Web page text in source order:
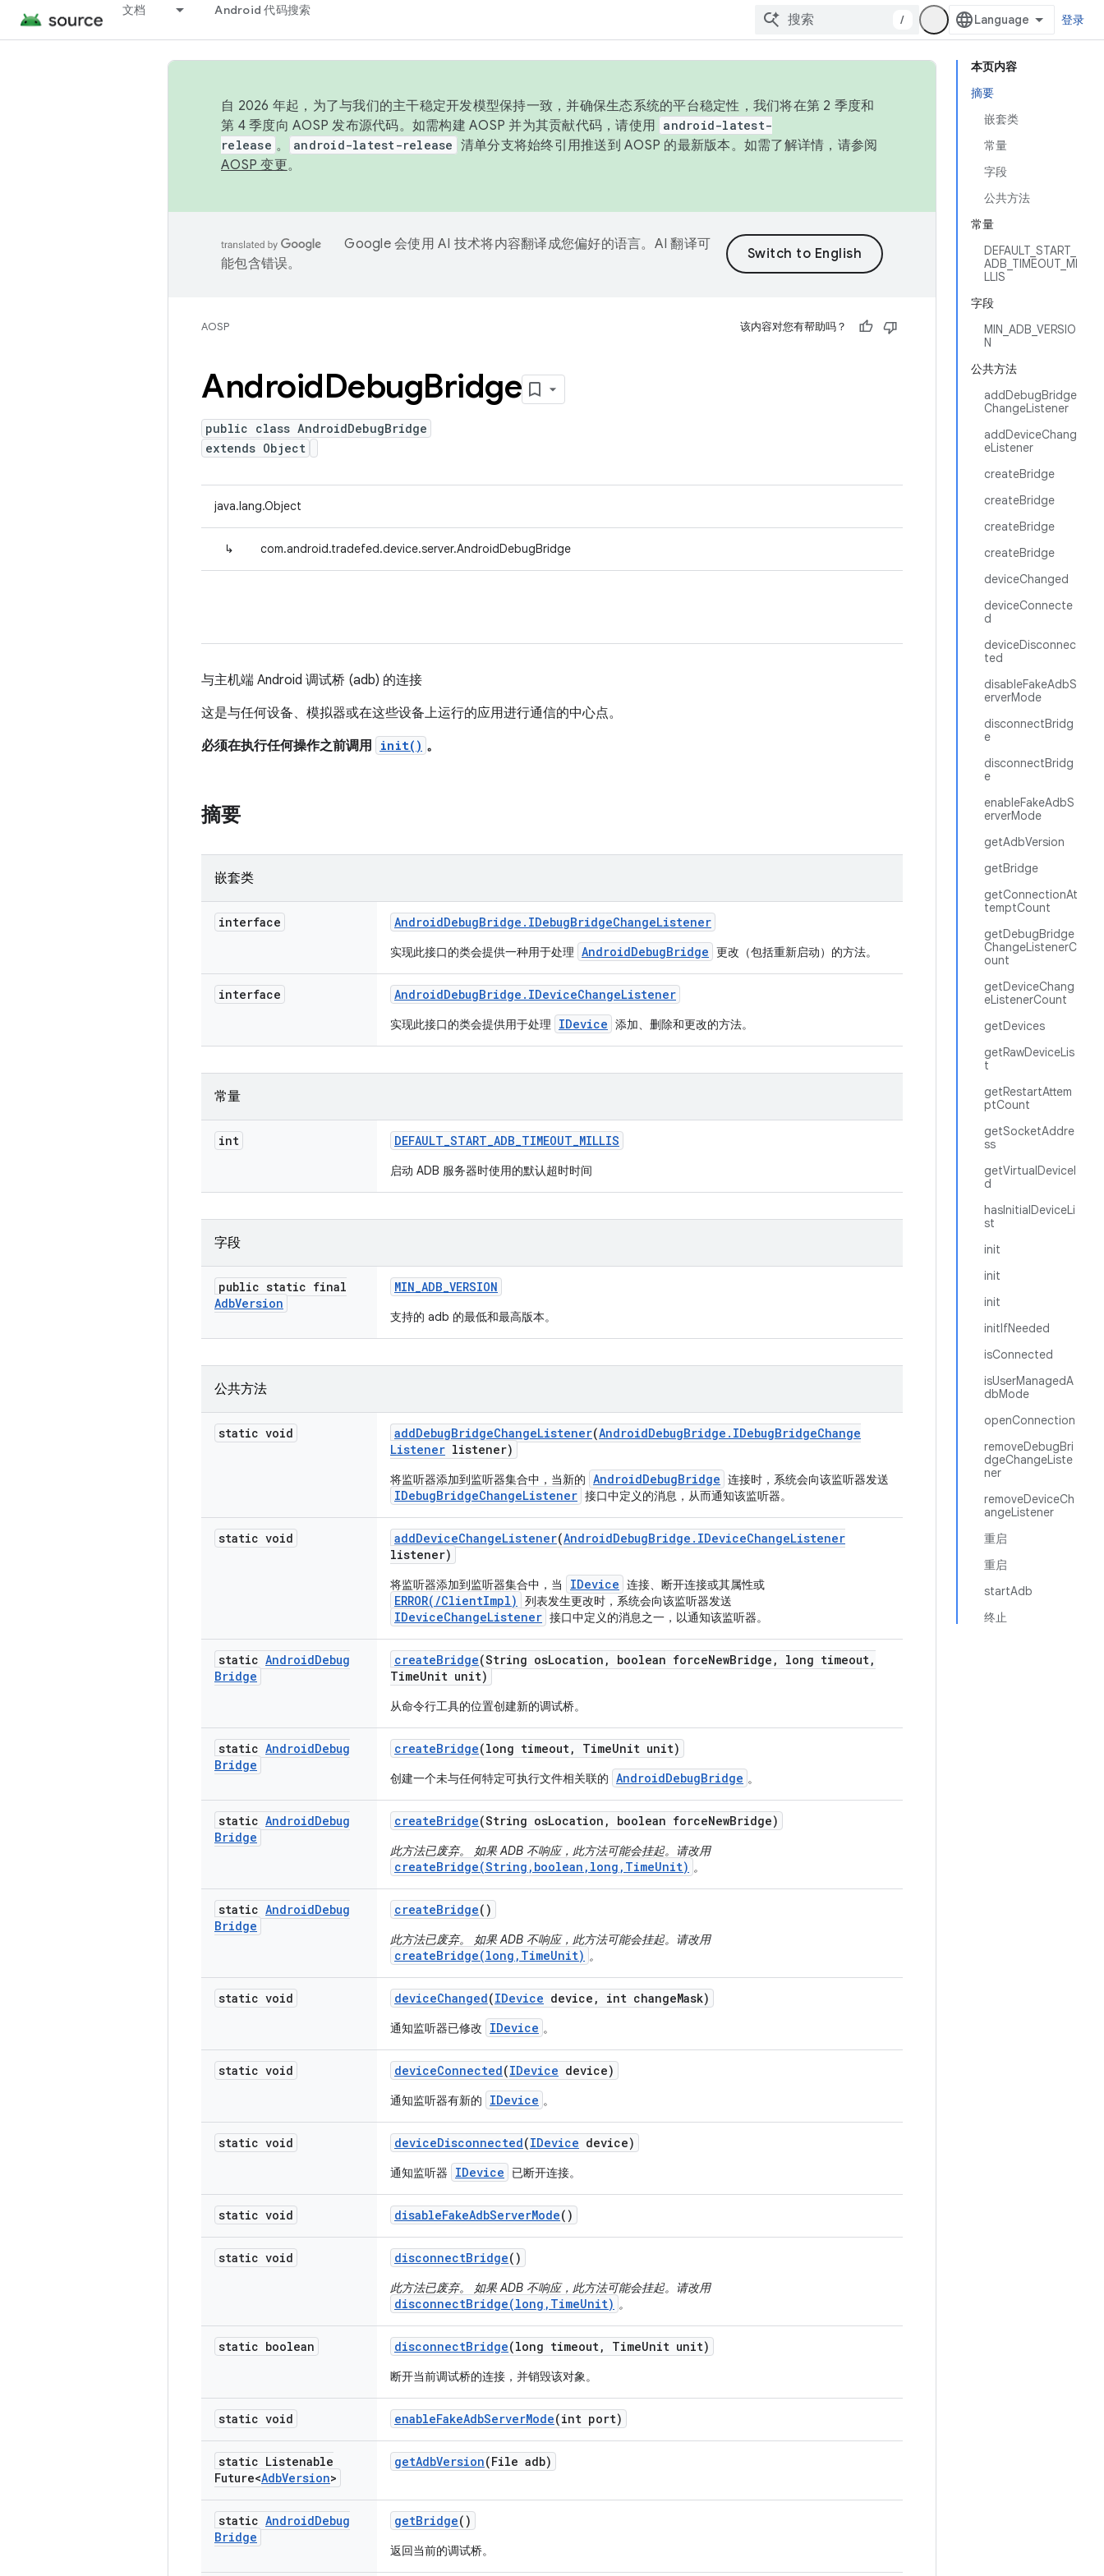
文档 Android 代码搜索
/ 登录
本页内容
摘要
嵌套类
常量
字段
公共方法
常量
DEFAULT_START_
ADB_TIMEOUT_MI
LLIS
字段
MIN_ADB_VERSIO
N
公共方法
addDebugBridge
ChangeListener
addDeviceChang
eListener
createBridge
createBridge
createBridge
createBridge
deviceChanged
deviceConnecte
d
deviceDisconnec
ted
disableFakeAdbS
erverMode
disconnectBridg
e
disconnectBridg
e
enableFakeAdbS
erverMode
getAdbVersion
getBridge
getConnectionAt
temptCount
getDebugBridge
ChangeListenerC
ount
getDeviceChang
eListenerCount
getDevices
getRawDeviceLis
t
getRestartAttem
ptCount
getSocketAddre
ss
getVirtualDeviceI
d
hasInitialDeviceLi
st
init
init
init
initIfNeeded
isConnected
isUserManagedA
dbMode
openConnection
removeDebugBri
dgeChangeListe
ner
removeDeviceCh
angeListener
重启
重启
startAdb
终止
自 2026 年起，为了与我们的主干稳定开发模型保持一致，并确保生态系统的平台稳定性，我们将在第 2 季度和
第 4 季度向 AOSP 发布源代码。如需构建 AOSP 并为其贡献代码，请使用 android-latest-
release 。 android-latest-release 清单分支将始终引用推送到 AOSP 的最新版本。如需了解详情，请参阅
AOSP 变更。
Google 会使用 AI 技术将内容翻译成您偏好的语言。AI 翻译可
能包含错误。
AOSP 该内容对您有帮助吗？
AndroidDebugBridge
public class AndroidDebugBridge
extends Object
java.lang.Object
↳ com.android.tradefed.device.server.AndroidDebugBridge
与主机端 Android 调试桥 (adb) 的连接
这是与任何设备、模拟器或在这些设备上运行的应用进行通信的中心点。
必须在执行任何操作之前调用
init() 。
摘要
嵌套类
interface AndroidDebugBridge . IDebugBridgeChangeListener
实现此接口的类会提供一种用于处理 AndroidDebugBridge 更改（包括重新启动）的方法。
interface AndroidDebugBridge . IDeviceChangeListener
实现此接口的类会提供用于处理 IDevice 添加、删除和更改的方法。
常量
int DEFAULT_START_ADB_TIMEOUT_MILLIS
启动 ADB 服务器时使用的默认超时时间
字段
public static final
AdbVersion
MIN_ADB_VERSION
支持的 adb 的最低和最高版本。
公共方法
static void addDebugBridgeChangeListener(AndroidDebugBridge . IDebugBridgeChange
Listener listener)
将监听器添加到监听器集合中，当新的 AndroidDebugBridge 连接时，系统会向该监听器发送
IDebugBridgeChangeListener 接口中定义的消息，从而通知该监听器。
static void addDeviceChangeListener(AndroidDebugBridge . IDeviceChangeListener
listener)
将监听器添加到监听器集合中，当 IDevice 连接、断开连接或其属性或
ERROR(/ClientImpl) 列表发生更改时，系统会向该监听器发送
IDeviceChangeListener 接口中定义的消息之一，以通知该监听器。
static AndroidDebug
Bridge
createBridge(String osLocation , boolean forceNewBridge , long timeout,
TimeUnit unit)
从命令行工具的位置创建新的调试桥。
static AndroidDebug
Bridge
createBridge(long timeout, TimeUnit unit)
创建一个未与任何特定可执行文件相关联的 AndroidDebugBridge 。
static AndroidDebug
Bridge
createBridge(String osLocation , boolean forceNewBridge)
此方法已废弃。 如果 ADB 不响应，此方法可能会挂起。请改用
createBridge(String,boolean,long,TimeUnit) 。
static AndroidDebug
Bridge
createBridge()
此方法已废弃。 如果 ADB 不响应，此方法可能会挂起。请改用
createBridge(long,TimeUnit) 。
static void deviceChanged(IDevice device , int changeMask)
通知监听器已修改 IDevice 。
static void deviceConnected(IDevice device)
通知监听器有新的 IDevice 。
static void deviceDisconnected(IDevice device)
通知监听器 IDevice 已断开连接。
static void disableFakeAdbServerMode()
static void disconnectBridge()
此方法已废弃。 如果 ADB 不响应，此方法可能会挂起。请改用
disconnectBridge(long,TimeUnit) 。
static boolean disconnectBridge(long timeout, TimeUnit unit)
断开当前调试桥的连接，并销毁该对象。
static void enableFakeAdbServerMode(int port)
static Listenable
Future<AdbVersion>
getAdbVersion(File adb)
static AndroidDebug
Bridge
getBridge()
返回当前的调试桥。